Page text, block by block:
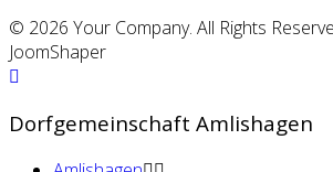
© 2026 Your Company. All Rights
JoomShaper
Dorfgemeinschaft Amlishagen